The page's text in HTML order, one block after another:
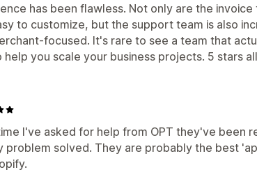
has been flawless. Not only are the
to customize, but the support team is also
focused. It's rare to see a team that
help you scale your business projects. 5 stars
I've asked for help from OPT they've been
problem solved. They are probably the best